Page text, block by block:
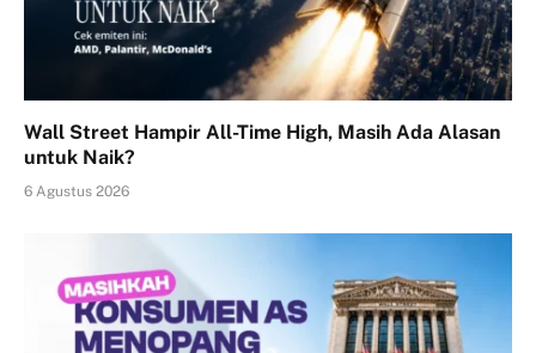
Wall Street Hampir All-Time High, Masih Ada Alasan
untuk Naik?
6 Agustus 2026